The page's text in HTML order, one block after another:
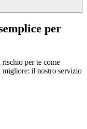
per
per te come
migliore: il nostro servizio